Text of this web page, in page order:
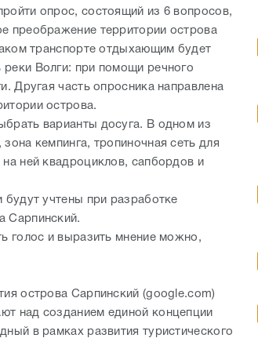
опрос, состоящий из 6 вопросов,
преображение территории острова
транспорте отдыхающим будет
Волги: при помощи речного
Другая часть опросника направлена
острова.
варианты досуга. В одном из
кемпинга, тропиночная сеть для
ней квадроциклов, сапбордов и
будут учтены при разработке
Сарпинский.
голос и выразить мнение можно,
острова Сарпинский (google.com)
над созданием единой концепции
в рамках развития туристического